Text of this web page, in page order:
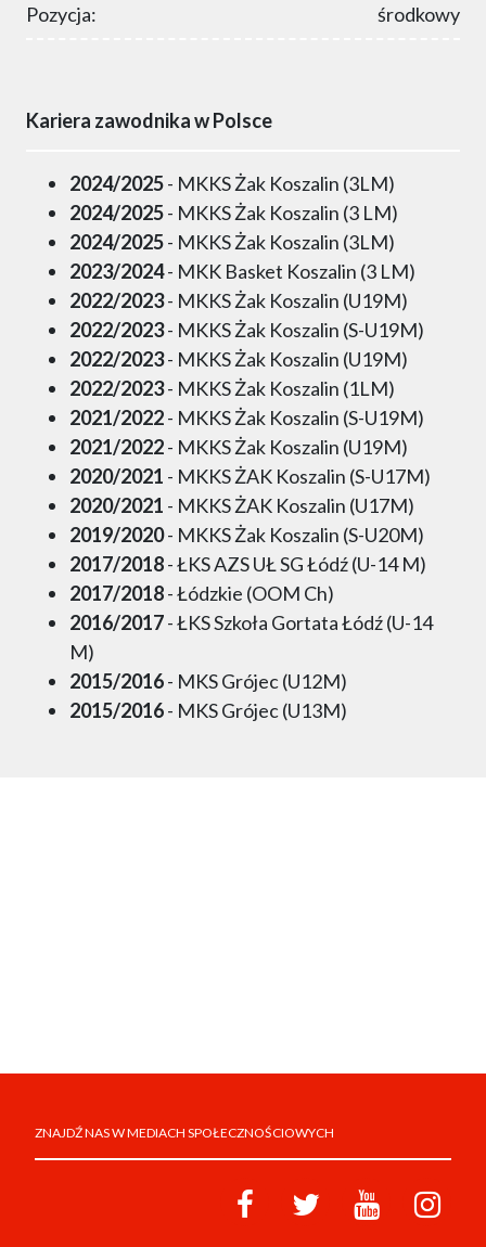
Pozycja: środkowy
Kariera zawodnika w Polsce
2024/2025- MKKS Żak Koszalin (3LM)
2024/2025- MKKS Żak Koszalin (3 LM)
2024/2025- MKKS Żak Koszalin (3LM)
2023/2024- MKK Basket Koszalin (3 LM)
2022/2023- MKKS Żak Koszalin (U19M)
2022/2023- MKKS Żak Koszalin (S-U19M)
2022/2023- MKKS Żak Koszalin (U19M)
2022/2023- MKKS Żak Koszalin (1LM)
2021/2022- MKKS Żak Koszalin (S-U19M)
2021/2022- MKKS Żak Koszalin (U19M)
2020/2021 - MKKS ŻAK Koszalin (S-U17M)
2020/2021 - MKKS ŻAK Koszalin (U17M)
2019/2020- MKKS Żak Koszalin (S-U20M)
2017/2018- ŁKS AZS UŁ SG Łódź (U-14 M)
2017/2018- Łódzkie (OOM Ch)
2016/2017- ŁKS Szkoła Gortata Łódź (U-14
M)
2015/2016- MKS Grójec (U12M)
2015/2016- MKS Grójec (U13M)
ZNAJDŹ NAS W MEDIACH SPOŁECZNOŚCIOWYCH